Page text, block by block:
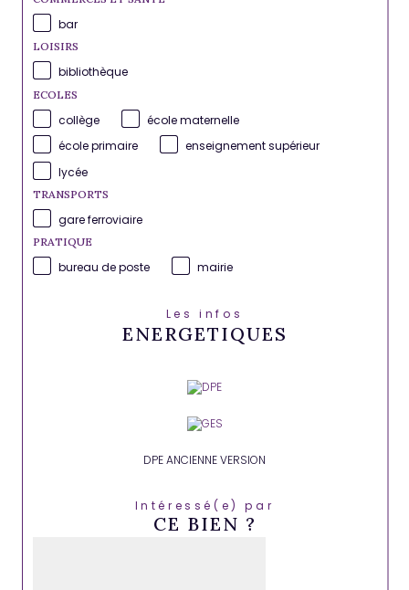
bar
LOISIRS
bibliothèque
ECOLES
collège
école maternelle
école primaire
enseignement supérieur
lycée
TRANSPORTS
gare ferroviaire
PRATIQUE
bureau de poste mairie
Les infos
ENERGETIQUES
DPE ANCIENNE VERSION
Intéressé(e) par
CE BIEN ?